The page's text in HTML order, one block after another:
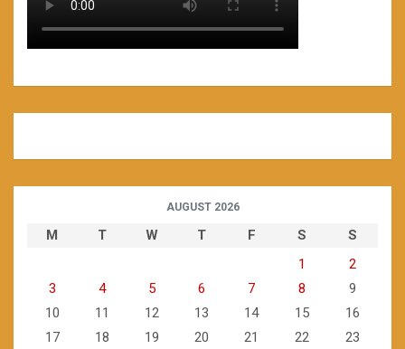
AUGUST 2026
M T W T F S
S
1
2
3
4 5 6 7 8
9
10
11 12 13 14 15
16
17
18 19 20 21 22 23